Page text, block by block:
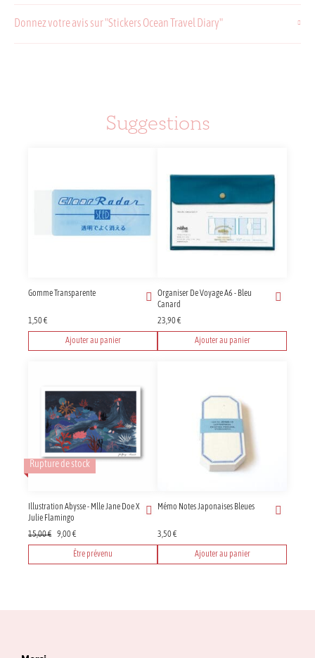
Donnez votre avis sur "Stickers Ocean Travel Diary"
Suggestions
Gomme Transparente
1,50€
Ajouter au panier
Organiser De Voyage A6 - Bleu
Canard
23,90€
Ajouter au panier
Rupture de stock
Illustration Abysse - Mlle Jane Doe X
Julie Flamingo
15,00€ Le
prix
9,00€Le
prix
actuel
Être prévenu
Mémo Notes Japonaises Bleues
3,50€
Ajouter au panier